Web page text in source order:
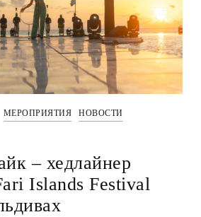
МЕРОПРИЯТИЯ НОВОСТИ
– хедлайнер
Islands Festival